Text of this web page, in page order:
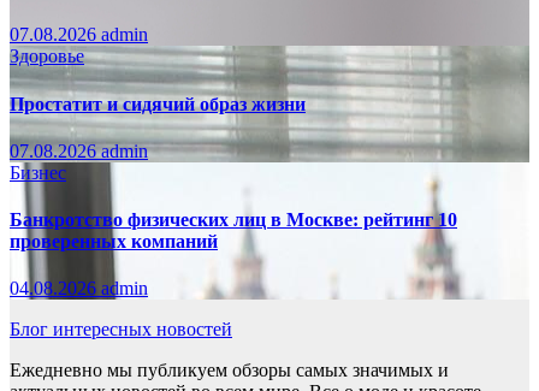
07.08.2026 admin
Здоровье
Простатит и сидячий образ жизни
07.08.2026admin
Бизнес
Банкротство физических лиц в Москве: рейтинг 10
проверенных компаний
04.08.2026 admin
Блог интересных новостей
Ежедневно мы публикуем обзоры самых значимых и